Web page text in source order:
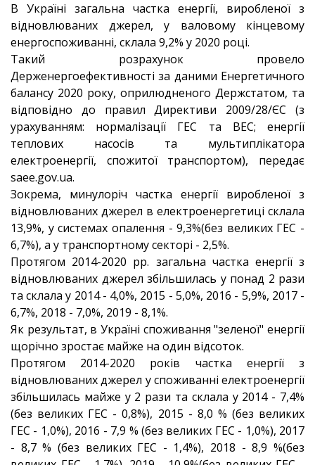
В Україні загальна частка енергії, виробленої з
відновлюваних джерел, у валовому кінцевому
енергоспоживанні, склала 9,2% у 2020 році.
Такий розрахунок провело
Держенергоефективності за даними Енергетичного
балансу 2020 року, оприлюдненого Держстатом, та
відповідно до правил Директиви 2009/28/ЄС (з
урахуванням: нормалізації ГЕС та ВЕС; енергії
теплових насосів та мультиплікатора
електроенергії, спожитої транспортом), передає
saee.gov.ua.
Зокрема, минулоріч частка енергії виробленої з
відновлюваних джерел в електроенергетиці склала
13,9%, у системах опалення - 9,3%(без великих ГЕС -
6,7%), а у транспортному секторі - 2,5%.
Протягом 2014-2020 рр. загальна частка енергії з
відновлюваних джерел збільшилась у понад 2 рази
та склала у 2014 - 4,0%, 2015 - 5,0%, 2016 - 5,9%, 2017 -
6,7%, 2018 - 7,0%, 2019 - 8,1%.
Як результат, в Україні споживання "зеленої" енергії
щорічно зростає майже на один відсоток.
Протягом 2014-2020 років частка енергії з
відновлюваних джерел у споживанні електроенергії
збільшилась майже у 2 рази та склала у 2014 - 7,4%
(без великих ГЕС - 0,8%), 2015 - 8,0 % (без великих
ГЕС - 1,0%), 2016 - 7,9 % (без великих ГЕС - 1,0%), 2017
- 8,7 % (без великих ГЕС - 1,4%), 2018 - 8,9 %(без